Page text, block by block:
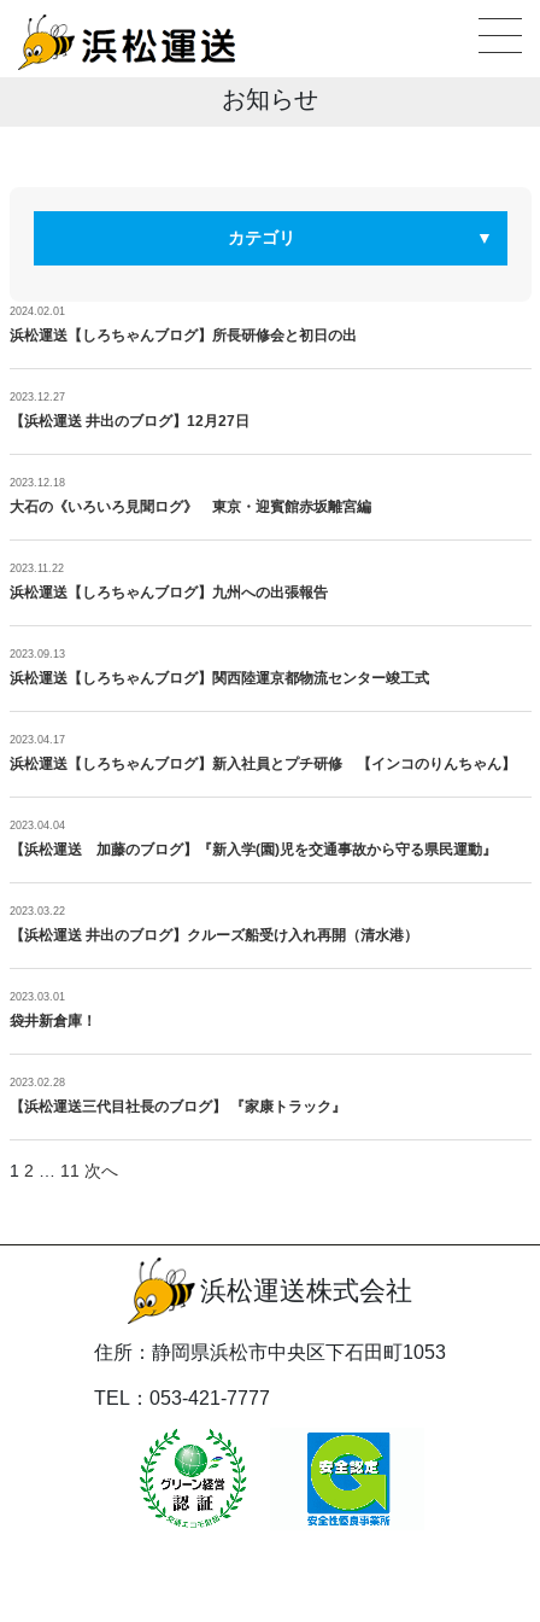
お知らせ
カテゴリ
2024.02.01
浜松運送【しろちゃんブログ】所長研修会と初日の出
2023.12.27
【浜松運送 井出のブログ】12月27日
2023.12.18
大石の《いろいろ見聞ログ》 東京・迎賓館赤坂離宮編
2023.11.22
浜松運送【しろちゃんブログ】九州への出張報告
2023.09.13
浜松運送【しろちゃんブログ】関西陸運京都物流センター竣工式
2023.04.17
浜松運送【しろちゃんブログ】新入社員とプチ研修 【インコのりんちゃん】
2023.04.04
【浜松運送 加藤のブログ】『新入学(園)児を交通事故から守る県民運動』
2023.03.22
【浜松運送 井出のブログ】クルーズ船受け入れ再開（清水港）
2023.03.01
袋井新倉庫！
2023.02.28
【浜松運送三代目社長のブログ】 『家康トラック』
投
ペ
1 2 11 次へ
浜松運送株式会社
住所：静岡県浜松市中央区下石田町1053
TEL：053-421-7777